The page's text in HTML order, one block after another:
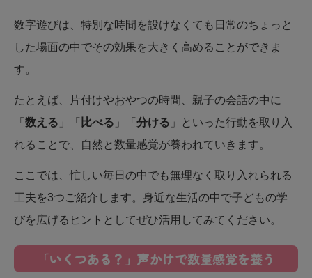
数字遊びは、特別な時間を設けなくても日常のちょっと
した場面の中でその効果を大きく高めることができま
す。
たとえば、片付けやおやつの時間、親子の会話の中に
「 数える 」「 比べる 」「 分ける 」といった行動を取り入
れることで、自然と数量感覚が養われていきます。
ここでは、忙しい毎日の中でも無理なく取り入れられる
工夫を3つご紹介します。身近な生活の中で子どもの学
びを広げるヒントとしてぜひ活用してみてください。
「いくつある？」声かけで数量感覚を養う